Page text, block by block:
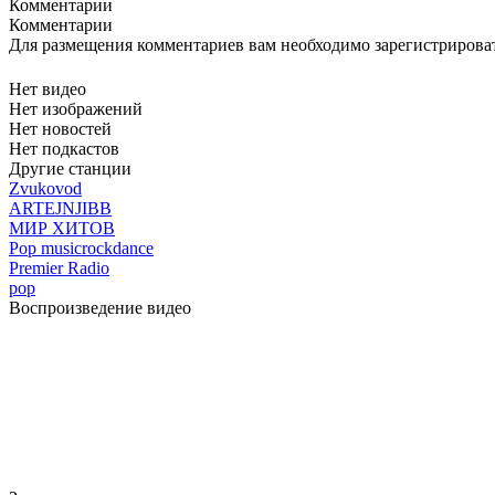
Комментарии
Комментарии
Для размещения комментариев вам необходимо
Нет видео
Нет изображений
Нет новостей
Нет подкастов
Другие станции
Zvukovod
ARTEJNJIBB
МИР ХИТОВ
Pop musicrockdance
Premier Radio
pop
Воспроизведение видео